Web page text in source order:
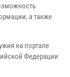
а также
на портале
Федерации